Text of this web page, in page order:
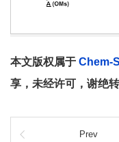
本文版权属于 Chem-
享，未经许可，谢绝转
Prev